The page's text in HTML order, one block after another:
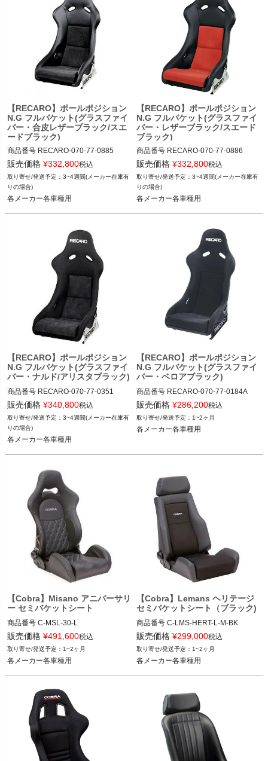
【RECARO】ポールポジション
N.G フルバケット(グラスファイ
バー・合皮レザーブラック/スエ
ードブラック)
商品番号 RECARO-070-77-0885
RECARO-070_77_0885
12TGW"RECARO-070.77.0885"
販売価格 ¥332,800税込
3~4週間(メーカー在庫有
りの場合)
各メーカー各車種用
【RECARO】ポールポジション
N.G フルバケット(グラスファイ
バー・レザーブラック/スエード
ブラック)
商品番号 RECARO-070-77-0886
RECARO-070_77_0886
12TGW"RECARO-070.77.0886"
販売価格 ¥332,800税込
3~4週間(メーカー在庫有
りの場合)
各メーカー各車種用
【RECARO】ポールポジション
N.G フルバケット(グラスファイ
バー・ナルド/アリスタブラック)
商品番号 RECARO-070-77-0351
RECARO-070_77_0351
12TGW"RECARO-070.77.0351"
販売価格 ¥340,800税込
3~4週間(メーカー在庫有
りの場合)
各メーカー各車種用
【RECARO】ポールポジション
N.G フルバケット(グラスファイ
バー・ベロアブラック)
商品番号 RECARO-070-77-0184A
RECARO-070_77_0184A
12TGW"RECARO-070.77.0184A"
販売価格 ¥286,200税込
1~2ヶ月
各メーカー各車種用
【Cobra】Misano アニバーサリ
ー セミバケットシート
商品番号 C-MSL-30-L
C_MSL-30-L
12VIVID"C MSL-30-L"
販売価格 ¥491,600税込
1~2ヶ月
各メーカー各車種用
【Cobra】Lemans ヘリテージ
セミバケットシート（ブラック)
商品番号 C-LMS-HERT-L-M-BK
C_LMS-HERT-L-M-BK
12VIVID"C LMS-HERT-L-M-BK"
販売価格 ¥299,000税込
1~2ヶ月
各メーカー各車種用